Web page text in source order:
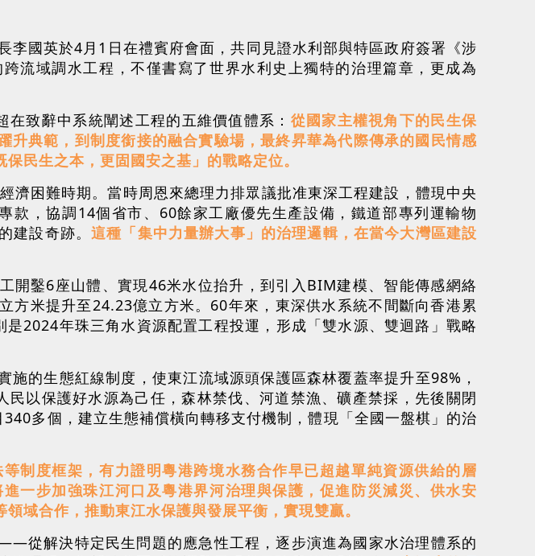
國英於4月1日在禮賓府會面，共同見證水利部與特區政府簽署《涉
流域調水工程，不僅書寫了世界水利史上獨特的治理篇章，更成為
致辭中系統闡述工程的五維價值體系： 從國家主權視角下的民生保
典範，到制度銜接的融合實驗場，最終昇華為代際傳承的國民情感
民生之本，更固國安之基」的戰略定位。
濟困難時期。當時周恩來總理力排眾議批准東深工程建設，體現中央
款，協調14個省市、60餘家工廠優先生產設備，鐵道部專列運輸物
建設奇跡。這種「集中力量辦大事」的治理邏輯，在當今大灣區建設
開鑿6座山體、實現46米水位抬升，到引入BIM建模、智能傳感網絡
方米提升至24.23億立方米。60年來，東深供水系統不間斷向香港累
2024年珠三角水資源配置工程投運，形成「雙水源、雙迴路」戰略
的生態紅線制度，使東江流域源頭保護區森林覆蓋率提升至98%，
以保護好水源為己任，森林禁伐、河道禁漁、礦產禁採，先後關閉
多個，建立生態補償橫向轉移支付機制，體現「全國一盤棋」的治
制度框架，有力證明粵港跨境水務合作早已超越單純資源供給的層
一步加強珠江河口及粵港界河治理與保護，促進防災減災、供水安
域合作，推動東江水保護與發展平衡，實現雙贏。
從解決特定民生問題的應急性工程，逐步演進為國家水治理體系的